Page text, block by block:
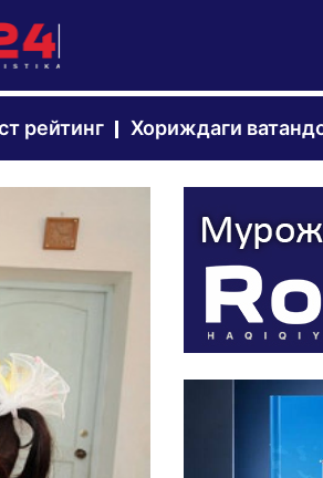
рейтинг Хориждаги